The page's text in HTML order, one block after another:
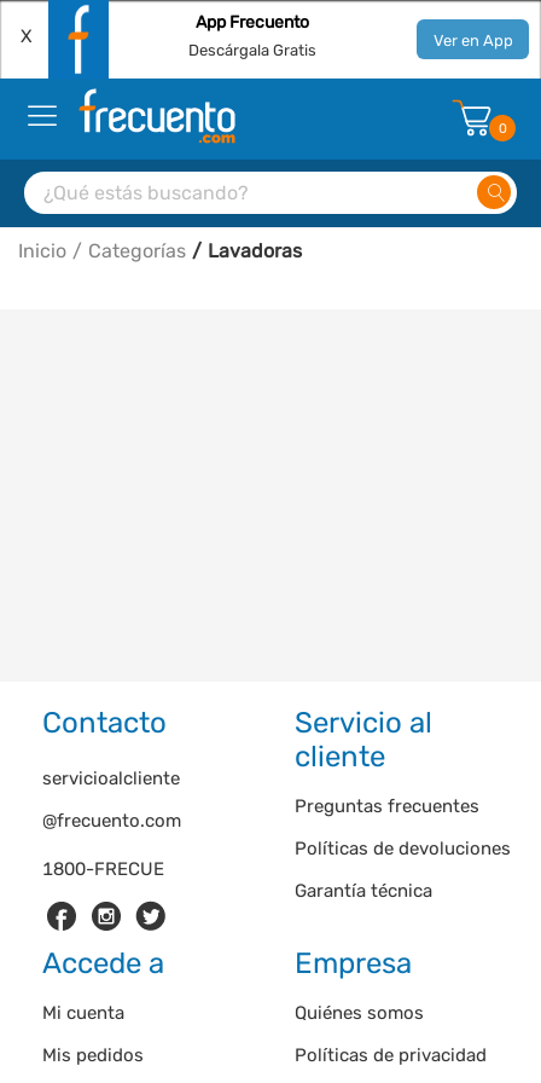
X
App Frecuento
Descárgala Gratis Ver en App
0
Inicio Categorías Lavadoras
Contacto
1800-FRECUE
servicioalcliente
@frecuento.com
Servicio al
cliente
Preguntas frecuentes
Políticas de devoluciones
Garantía técnica
Accede a
Mi cuenta
Mis pedidos
Empresa
Quiénes somos
Políticas de privacidad